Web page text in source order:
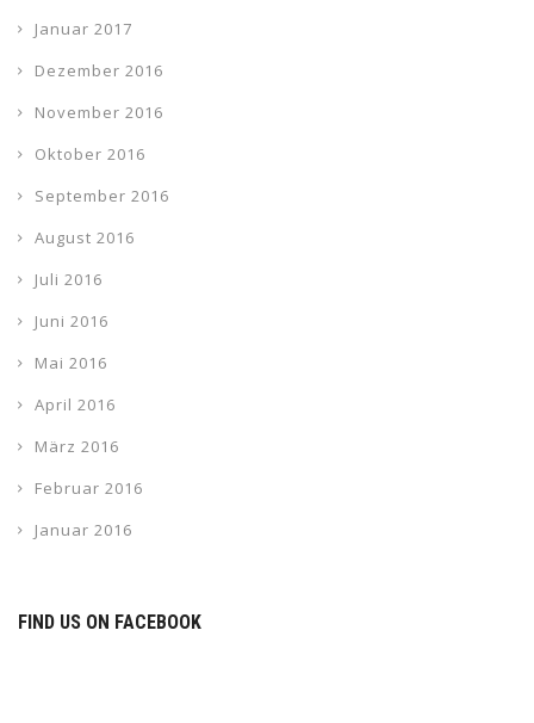
Januar 2017
Dezember 2016
November 2016
Oktober 2016
September 2016
August 2016
Juli 2016
Juni 2016
Mai 2016
April 2016
März 2016
Februar 2016
Januar 2016
FIND US ON FACEBOOK